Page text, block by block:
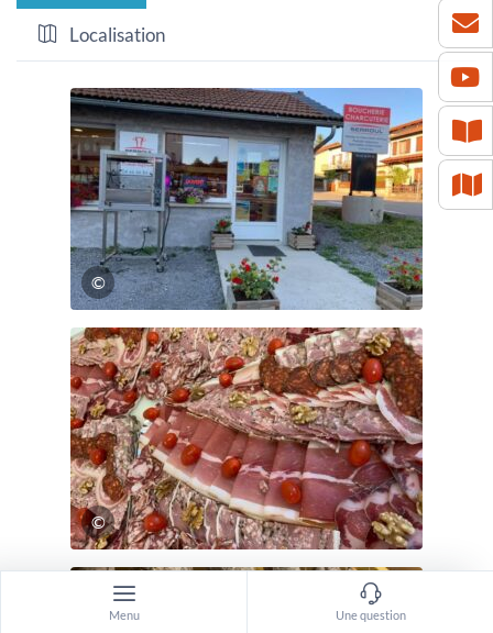
Localisation
©
©
Menu Une question